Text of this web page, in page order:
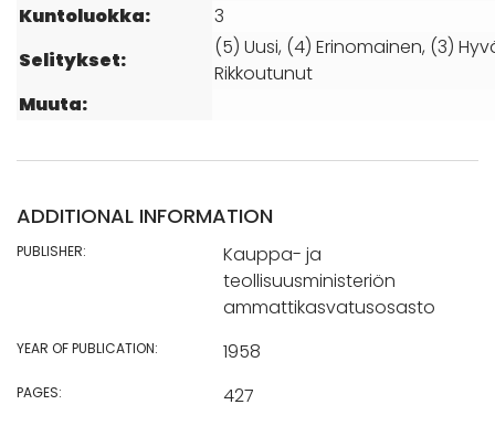
Kuntoluokka:
3
Selitykset:
(5) Uusi, (4) Erinomainen, (3)
Rikkoutunut
Muuta:
ADDITIONAL INFORMATION
PUBLISHER:
Kauppa- ja
teollisuusministeriön
ammattikasvatusosasto
YEAR OF PUBLICATION: 1958
PAGES: 427